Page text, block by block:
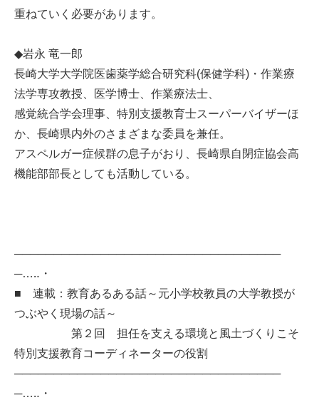
重ねていく必要があります。
◆岩永 竜一郎
長崎大学大学院医歯薬学総合研究科(保健学科)・作業療
法学専攻教授、医学博士、作業療法士、
感覚統合学会理事、特別支援教育士スーパーバイザーほ
か、長崎県内外のさまざまな委員を兼任。
アスペルガー症候群の息子がおり、長崎県自閉症協会高
機能部部長としても活動している。
──────────────────────────────────
─…‥・
■ 連載：教育あるある話～元小学校教員の大学教授が
つぶやく現場の話～
第２回 担任を支える環境と風土づくりこそ
特別支援教育コーディネーターの役割
──────────────────────────────────
─…‥・